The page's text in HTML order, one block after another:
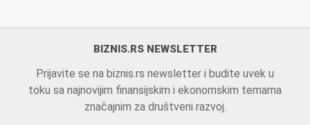
BIZNIS.RS NEWSLETTER
Prijavite se na biznis.rs newsletter i budite uvek u
toku sa najnovijim finansijskim i ekonomskim temama
značajnim za društveni razvoj.